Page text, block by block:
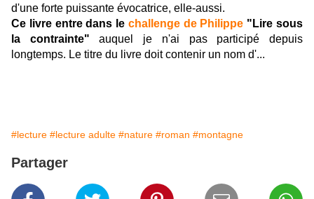
d'une forte puissante évocatrice, elle-aussi.
Ce livre entre dans le challenge de Philippe "Lire sous
la contrainte" auquel je n'ai pas participé depuis
longtemps. Le titre du livre doit contenir un nom d'...
#lecture #lecture adulte #nature #roman #montagne
Partager